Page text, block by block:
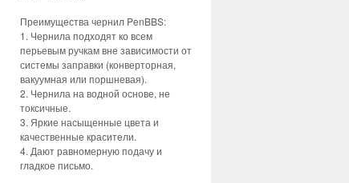
Преимущества чернил PenBBS:
1. Чернила подходят ко всем
перьевым ручкам вне зависимости от
системы заправки (конверторная,
вакуумная или поршневая).
2. Чернила на водной основе, не
токсичные.
3. Яркие насыщенные цвета и
качественные красители.
4. Дают равномерную подачу и
гладкое письмо.